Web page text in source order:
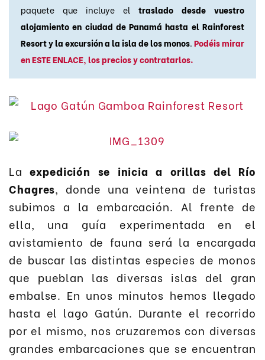
paquete que incluye el traslado desde vuestro
alojamiento en ciudad de Panamá hasta el Rainforest
Resort y la excursión a la isla de los monos.Podéis mirar
en ESTE ENLACE, los precios y contratarlos.
Laexpedición se inicia a orillas del Río
Chagres, donde una veintena de turistas
subimos a la embarcación. Al frente de
ella, una guía experimentada en el
avistamiento de fauna será la encargada
de buscar las distintas especies de monos
que pueblan las diversas islas del gran
embalse. En unos minutos hemos llegado
hasta el lago Gatún. Durante el recorrido
por el mismo, nos cruzaremos con diversas
grandes embarcaciones que se encuentran